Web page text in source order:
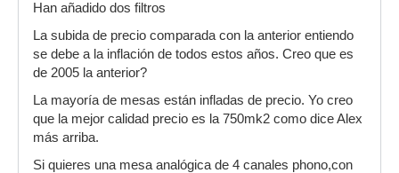
Han añadido dos filtros
La subida de precio comparada con la anterior entiendo
se debe a la inflación de todos estos años. Creo que es
de 2005 la anterior?
La mayoría de mesas están infladas de precio. Yo creo
que la mejor calidad precio es la 750mk2 como dice Alex
más arriba.
Si quieres una mesa analógica de 4 canales phono,con